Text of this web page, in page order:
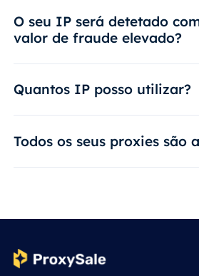
O seu IP será detetado
valor de fraude elevado?
Quantos IP posso utilizar?
Todos os seus proxies são